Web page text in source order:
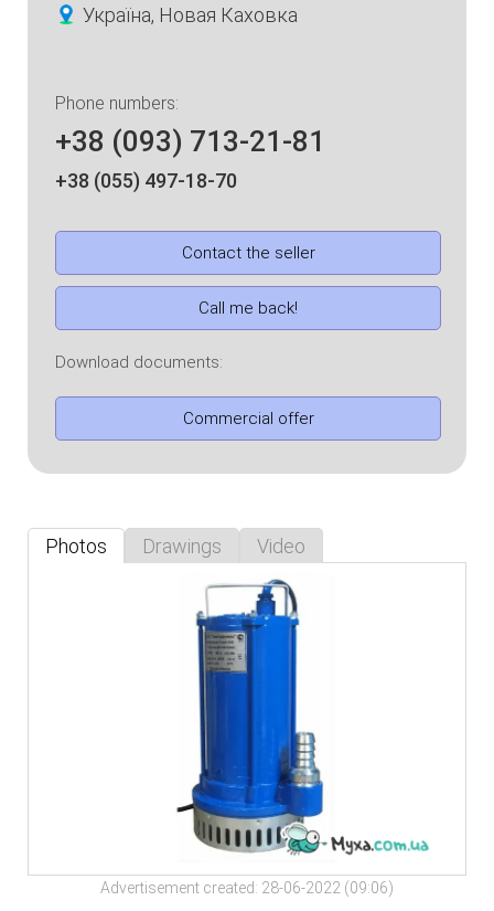
Україна, Новая Каховка
Phone numbers:
+38 (093) 713-21-81
+38 (055) 497-18-70
Contact the seller
Call me back!
Download documents:
Commercial offer
Photos Drawings Video
Advertisement created: 28-06-2022 (09:06)